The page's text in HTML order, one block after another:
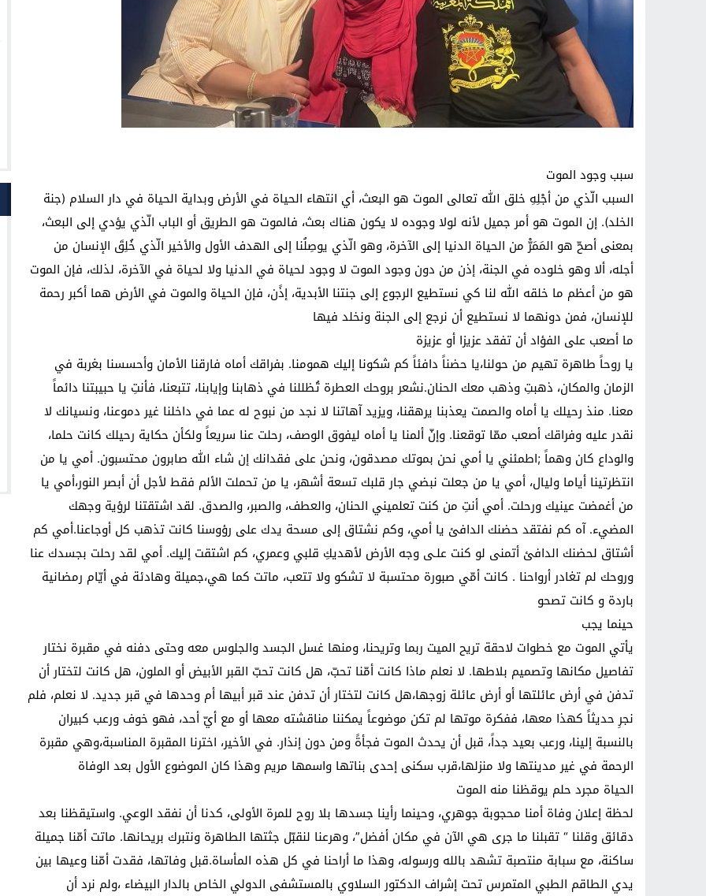
سبب وجود الموت
السبب الّذي من أجْلِهِ خلق الله تعالى الموت هو البعث، أي انتهاء الحياة في الأرض وبداية الحياة في دار السلام (جنة
الخلد). إن الموت هو أمر جميل لأنه لولا وجوده لا يكون هناك بعث، فالموت هو الطريق أو الباب الّذي يؤدي إلى البعث،
بمعنى أصحّ هو المَمَرّْ من الحياة الدنيا إلى الآخرة، وهو الّذي يوصِلُنا إلى الهدف الأول والأخير الّذي خُلِقَ الإنسان من
أجله، ألا وهو خلوده في الجنة، إذن من دون وجود الموت لا وجود لحياة في الدنيا ولا لحياة في الآخرة، لذلك، فإن الموت
هو من أعظم ما خلقه الله لنا كي نستطيع الرجوع إلى جنتنا الأبدية، إذًن، فإن الحياة والموت في الأرض هما أكبر رحمة
للإنسان، فمن دونهما لا نستطيع أن نرجع إلى الجنة ونخلد فيها
ما أصعب على الفؤاد أن تفقد عزيزا أو عزيزة
يا روحاً طاهرة تهيم من حولنا،يا حضناً دافئاً كم شكونا إليك همومنا. بفراقك أماه فارقنا الأمان وأحسسنا بغربة في
الزمان والمكان، ذهبتِ وذهب معك الحنان.نشعر بروحك العطرة تُظللنا في ذهابنا وإيابنا، تتبعنا، فأنتِ يا حبيبتنا دائماً
معنا. منذ رحيلك يا أماه والصمت يعذبنا يرهقنا، ويزيد آهاتنا لا نجد من نبوح له عما في داخلنا غير دموعنا، ونسيانك لا
نقدر عليه وفراقك أصعب ممّا توقعنا. وإنّ ألمنا يا أماه ليفوق الوصف، رحلت عنا سريعاً ولكأن حكاية رحيلك كانت حلما،
والوداع كان وهماً ;اطمئني يا أمي نحن بموتك مصدقون، ونحن على فقدانك إن شاء الله صابرون محتسبون. أمي يا من
انتظرتينا أياما وليال، أمي يا من جعلت نبضي جار قلبك تسعة أشهر، يا من تحملت الألم فقط لأجل أن أبصر النور،أمي يا
من أغمضت عينيك ورحلت. أمي أنتِ من كنت تعلميني الحنان، والعطف، والصبر، والصدق. لقد اشتقتنا لرؤية وجهك
المضيء. آه كم نفتقد حضنك الدافئ يا أمي، وكم نشتاق إلى مسحة يدك على رؤوسنا كانت تذهب كل أوجاعنا.أمي كم
أشتاق لحضنك الدافئ أتمنى لو كنت علـى وجه الأرض لأهديكِ قلبي وعمري، كم اشتقت إليك. أمي لقد رحلت بجسدك عنا
وروحك لم تغادر أرواحنا . كانت أمّي صبورة محتسبة لا تشكو ولا تتعب، ماتت كما هي،جميلة وهادئة في أيّام رمضانية
باردة و كانت تصحو
حينما يجب
يأتي الموت مع خطوات لاحقة تريح الميت ربما وتريحنا، ومنها غسل الجسد والجلوس معه وحتى دفنه في مقبرة نختار
تفاصيل مكانها وتصميم بلاطها. لا نعلم ماذا كانت أمّنا تحبّ، هل كانت تحبّ القبر الأبيض أو الملون، هل كانت لتختار أن
تدفن في أرض عائلتها أو أرض عائلة زوجها،هل كانت لتختار أن تدفن عند قبر أبيها أم وحدها في قبر جديد. لا نعلم، فلم
نجرِ حديثاً كهذا معها، ففكرة موتها لم تكن موضوعاً يمكننا مناقشته معها أو مع أيّ أحد، فهو خوف ورعب كبيران
بالنسبة إلينا، ورعب بعيد جداً، قبل أن يحدث الموت فجأةً ومن دون إنذار. في الأخير، اخترنا المقبرة المناسبة،وهي مقبرة
الرحمة في غير مدينتها ولا منزلها،قرب سكنى إحدى بناتها واسمها مريم وهذا كان الموضوع الأول بعد الوفاة
الحياة مجرد حلم يوقظنا منه الموت
لحظة إعلان وفاة أمنا محجوبة جوهري، وحينما رأينا جسدها بلا روح للمرة الأولى، كدنا أن نفقد الوعي. واستيقظنا بعد
دقائق وقلنا “ تقبلنا ما جرى هي الآن في مكان أفضل”، وهرعنا لنقبّل جثتها الطاهرة ونتبرك بريحانها. ماتت أمّنا جميلة
ساكنة، مع سبابة منتصبة تشهد بالله ورسوله، وهذا ما أراحنا في كل هذه المأساة.قبل وفاتها، فقدت أمّنا وعيها بين
يدي الطاقم الطبي المتمرس تحت إشراف الدكتور السلاوي بالمستشفى الدولي الخاص بالدار البيضاء ،ولم نرد أن